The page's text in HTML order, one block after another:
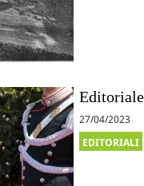
27/04/2023
EDITORIALI